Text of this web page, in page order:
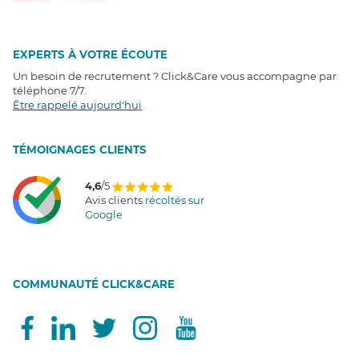
EXPERTS À VOTRE ÉCOUTE
Un besoin de recrutement ? Click&Care vous accompagne par
téléphone 7/7
Être rappelé aujourd'hui
TÉMOIGNAGES CLIENTS
4,6/5
Avis clients récoltés sur
Google
COMMUNAUTÉ CLICK&CARE